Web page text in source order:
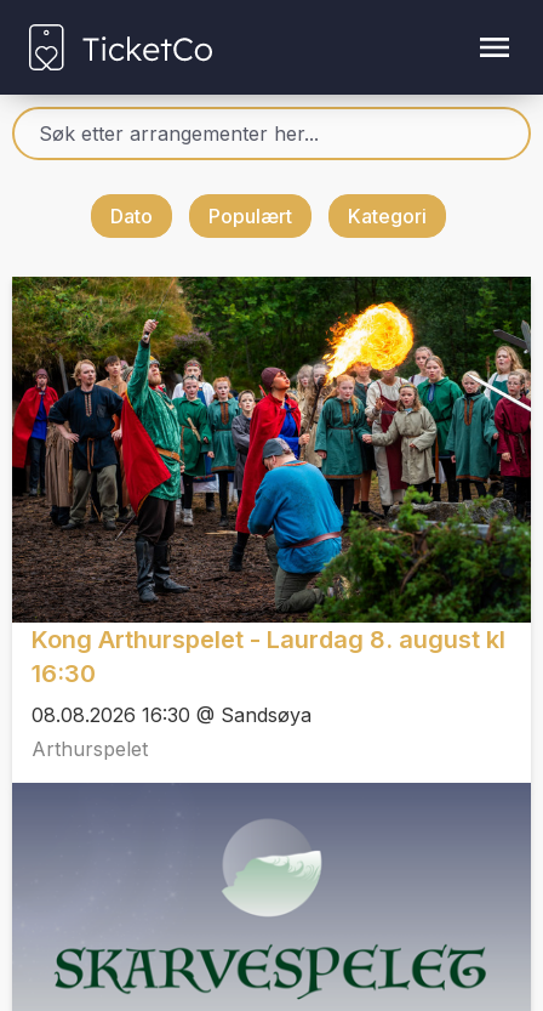
Dato Populært Kategori
Kong Arthurspelet - Laurdag 8. august kl
16:30
08.08.2026 16:30 @ Sandsøya
Arthurspelet